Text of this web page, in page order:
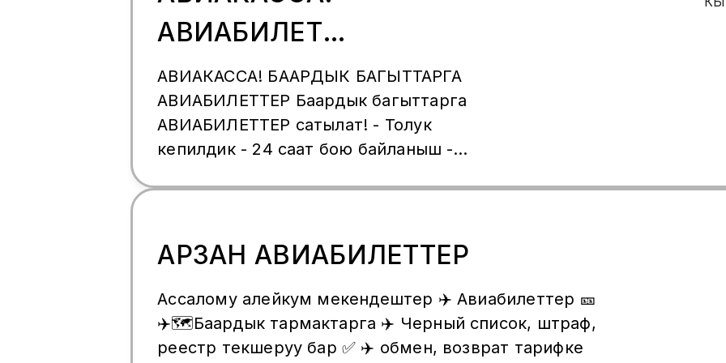
+79660211629 👩‍💻 Гулиза,
кайрылыныздар!
АВИАБИЛЕТ
КЫРГЫЗСТАНГА
АВИАКАССА! БААРДЫК БАГЫТТАРГА
АВИАБИЛЕТТЕР Баардык багыттарга
АВИАБИЛЕТТЕР сатылат! - Толук
кепилдик - 24 саат бою байланыш -
ишенимдүү адистер Эгер офиске
келип билет алып кетүү сизге
кыйынчылык туудурса
ЭЛЕКТРОНДУК БИЛЕТ алууңузду
сунуштайбыз! Убактыңызды жана
АРЗАН АВИАБИЛЕТТЕР
Ассалому алейкум мекендештер ✈️ Авиабилеттер 🎫
✈️🗺️Баардык тармактарга ✈️ Черный список, штраф,
реестр текшеруу бар ✅ ✈️ обмен, возврат тарифке